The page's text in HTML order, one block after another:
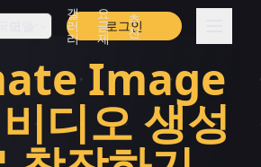
갤
러
리
요
금
제
추
천
로그인
Image
디오 생성